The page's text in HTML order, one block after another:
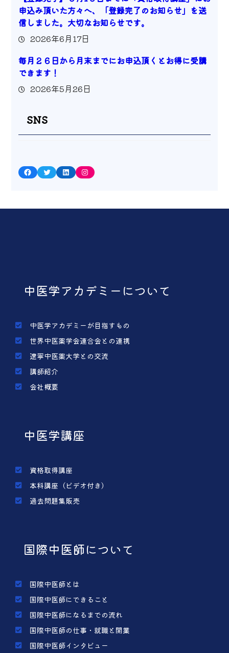
申込み頂いた方々へ、「登録完了のお知らせ」を送
信しました。大切なお知らせです。
2026年6月17日
毎月２６日から月末までにお申込頂くとお得に受講
できます！
2026年5月26日
SNS
Facebook Twitter LinkedIn Instagram
中医学アカデミーについて
中医学アカデミーが目指すもの
世界中医薬学会連合会との連携
遼寧中医薬大学との交流
講師紹介
会社概要
中医学講座
資格取得講座
本科講座（ビデオ付き）
過去問題集販売
国際中医師について
国際中医師とは
国際中医師にできること
国際中医師になるまでの流れ
国際中医師の仕事・就職と開業
国際中医師インタビュー